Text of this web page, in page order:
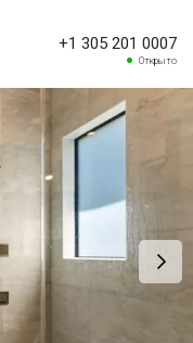
+1 305 201 0007
Открыто